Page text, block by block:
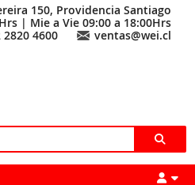
150, Providencia Santiago
| Mie a Vie 09:00 a 18:00Hrs
4600
ventas@wei.cl